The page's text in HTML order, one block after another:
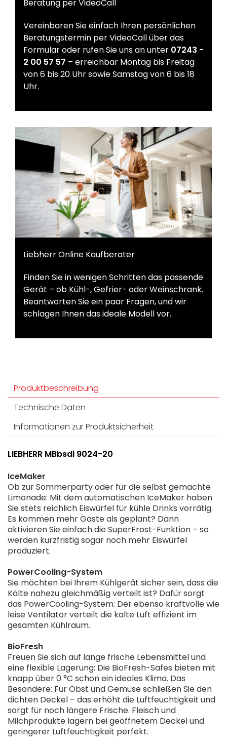
Beratung per VideoCall
Vereinbaren Sie einfach Ihren persönlichen
Beratungstermin per VideoCall über das
Formular oder rufen Sie uns an unter 07243 -
2 00 57 57 – erreichbar Montag bis Freitag
von 6 bis 20 Uhr sowie Samstag von 6 bis 18
Uhr.
Liebherr Online Kaufberater
Finden Sie in wenigen Schritten das passende
Gerät – ob Kühl-, Gefrier- oder Weinschrank.
Beantworten Sie ein paar Fragen, und wir
schlagen Ihnen das ideale Modell vor.
Produktbeschreibung
Technische Daten
Informationen zur Produktsicherheit
LIEBHERR MBbsdi 9024-20
IceMaker
Ob zur Sommerparty oder für die selbst gemachte
Limonade: Mit dem automatischen IceMaker haben
Sie stets reichlich Eiswürfel für kühle Drinks vorrätig.
Es kommen mehr Gäste als geplant? Dann
aktivieren Sie einfach die SuperFrost-Funktion – so
werden kurzfristig sogar noch mehr Eiswürfel
produziert.
PowerCooling-System
Sie möchten bei Ihrem Kühlgerät sicher sein, dass die
Kälte nahezu gleichmäßig verteilt ist? Dafür sorgt
das PowerCooling-System: Der ebenso kraftvolle wie
leise Ventilator verteilt die kalte Luft effizient im
gesamten Kühlraum.
BioFresh
Freuen Sie sich auf lange frische Lebensmittel und
eine flexible Lagerung: Die BioFresh-Safes bieten mit
knapp über 0 °C schon ein ideales Klima. Das
Besondere: Für Obst und Gemüse schließen Sie den
dichten Deckel – das erhöht die Luftfeuchtigkeit und
sorgt für noch längere Frische. Fleisch und
Milchprodukte lagern bei geöffnetem Deckel und
geringerer Luftfeuchtigkeit perfekt.